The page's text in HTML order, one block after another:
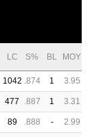
LC S% BL MOY
1042 .874 1 3.95
477 .887 1 3.31
89 .888 - 2.99